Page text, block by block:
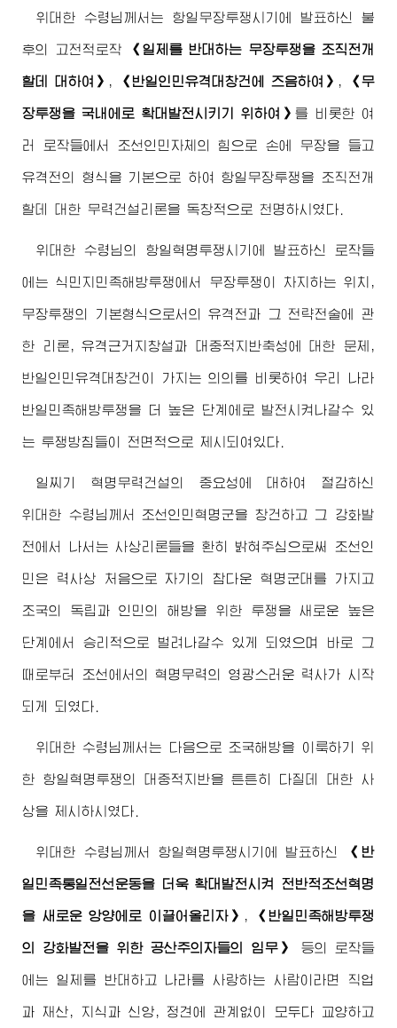
위대한 수령님께서는 항일무장투쟁시기에 발표하신 불
후의 고전적로작 《일제를 반대하는 무장투쟁을 조직전개
할데 대하여》 , 《반일인민유격대창건에 즈음하여》 , 《무
장투쟁을 국내에로 확대발전시키기 위하여》를 비롯한 여
러 로작들에서 조선인민자체의 힘으로 손에 무장을 들고
유격전의 형식을 기본으로 하여 항일무장투쟁을 조직전개
할데 대한 무력건설리론을 독창적으로 천명하시였다.
위대한 수령님의 항일혁명투쟁시기에 발표하신 로작들
에는 식민지민족해방투쟁에서 무장투쟁이 차지하는 위치,
무장투쟁의 기본형식으로서의 유격전과 그 전략전술에 관
한 리론, 유격근거지창설과 대중적지반축성에 대한 문제,
반일인민유격대창건이 가지는 의의를 비롯하여 우리 나라
반일민족해방투쟁을 더 높은 단계에로 발전시켜나갈수 있
는 투쟁방침들이 전면적으로 제시되여있다.
일찌기 혁명무력건설의 중요성에 대하여 절감하신
위대한 수령님께서 조선인민혁명군을 창건하고 그 강화발
전에서 나서는 사상리론들을 환히 밝혀주심으로써 조선인
민은 력사상 처음으로 자기의 참다운 혁명군대를 가지고
조국의 독립과 인민의 해방을 위한 투쟁을 새로운 높은
단계에서 승리적으로 벌려나갈수 있게 되였으며 바로 그
때로부터 조선에서의 혁명무력의 영광스러운 력사가 시작
되게 되였다.
위대한 수령님께서는 다음으로 조국해방을 이룩하기 위
한 항일혁명투쟁의 대중적지반을 튼튼히 다질데 대한 사
상을 제시하시였다.
위대한 수령님께서 항일혁명투쟁시기에 발표하신 《반
일민족통일전선운동을 더욱 확대발전시켜 전반적조선혁명
을 새로운 앙양에로 이끌어올리자》 , 《반일민족해방투쟁
의 강화발전을 위한 공산주의자들의 임무》 등의 로작들
에는 일제를 반대하고 나라를 사랑하는 사람이라면 직업
과 재산, 지식과 신앙, 정견에 관계없이 모두다 교양하고